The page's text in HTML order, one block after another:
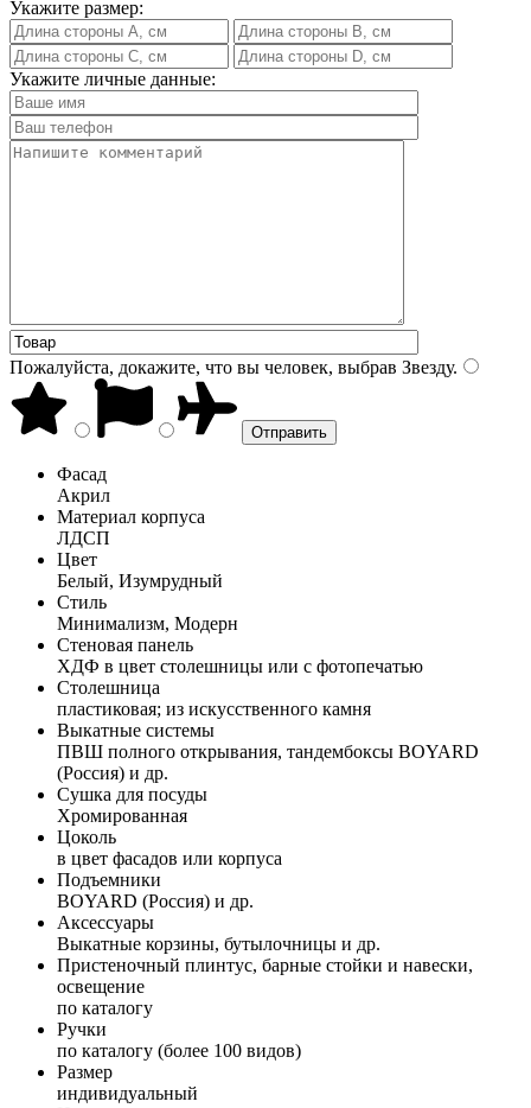
Укажите размер:
Укажите личные данные:
Пожалуйста, докажите, что вы человек, выбрав Звезду.
Фасад
Акрил
Материал корпуса
ЛДСП
Цвет
Белый, Изумрудный
Стиль
Минимализм, Модерн
Стеновая панель
ХДФ в цвет столешницы или с фотопечатью
Столешница
пластиковая; из искусственного камня
Выкатные системы
ПВШ полного открывания, тандембоксы BOYARD
(Россия) и др.
Сушка для посуды
Хромированная
Цоколь
в цвет фасадов или корпуса
Подъемники
BOYARD (Россия) и др.
Аксессуары
Выкатные корзины, бутылочницы и др.
Пристеночный плинтус, барные стойки и навески,
освещение
по каталогу
Ручки
по каталогу (более 100 видов)
Размер
индивидуальный